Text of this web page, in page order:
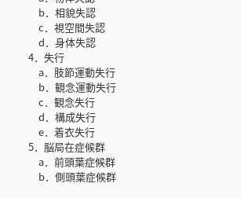
b．相貌失認
c．視空間失認
d．身体失認
4．失行
a．肢節運動失行
b．観念運動失行
c．観念失行
d．構成失行
e．着衣失行
5．脳局在症候群
a．前頭葉症候群
b．側頭葉症候群